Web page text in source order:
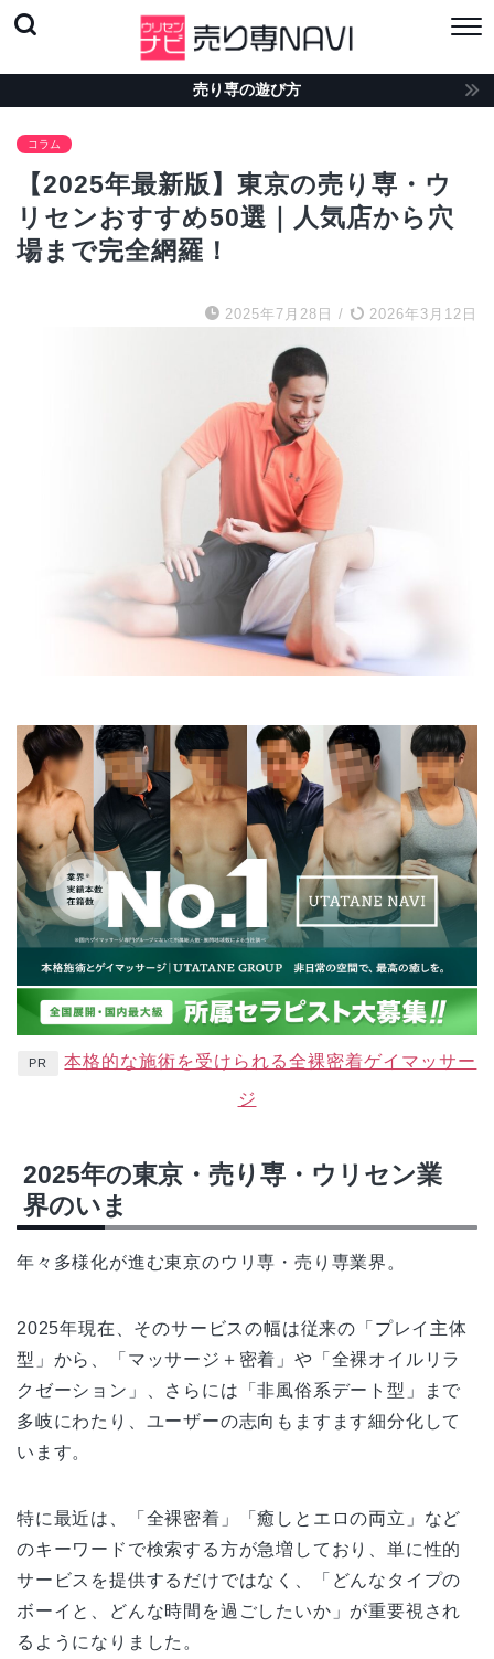
売り専の遊び方
コラム
【2025年最新版】東京の売り専・ウ
リセンおすすめ50選｜人気店から穴
場まで完全網羅！
2025年7月28日 / 2026年3月12日
PR 本格的な施術を受けられる全裸密着ゲイマッサー
ジ
2025年の東京・売り専・ウリセン業
界のいま
年々多様化が進む東京のウリ専・売り専業界。
2025年現在、そのサービスの幅は従来の「プレイ主体
型」から、「マッサージ＋密着」や「全裸オイルリラ
クゼーション」、さらには「非風俗系デート型」まで
多岐にわたり、ユーザーの志向もますます細分化して
います。
特に最近は、「全裸密着」「癒しとエロの両立」など
のキーワードで検索する方が急増しており、単に性的
サービスを提供するだけではなく、「どんなタイプの
ボーイと、どんな時間を過ごしたいか」が重要視され
るようになりました。